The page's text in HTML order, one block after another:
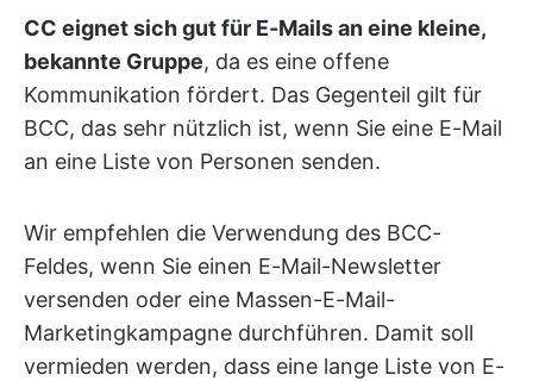
CC eignet sich gut für E-Mails an eine kleine,
bekannte Gruppe, da es eine offene
Kommunikation fördert. Das Gegenteil gilt für
BCC, das sehr nützlich ist, wenn Sie eine E-Mail
an eine Liste von Personen senden.
Wir empfehlen die Verwendung des BCC-
Feldes, wenn Sie einen E-Mail-Newsletter
versenden oder eine Massen-E-Mail-
Marketingkampagne durchführen. Damit soll
vermieden werden, dass eine lange Liste von E-